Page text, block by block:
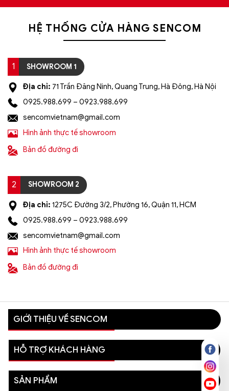
HỆ THỐNG CỬA HÀNG SENCOM
1 SHOWROOM 1
Địa chỉ: 71 Trần Đăng Ninh, Quang Trung, Hà Đông, Hà Nội
0925.988.699 – 0923.988.699
sencomvietnam@gmail.com
Hình ảnh thực tế showroom
Bản đồ đường đi
2 SHOWROOM 2
Địa chỉ: 1275C Đường 3/2, Phường 16, Quận 11, HCM
0925.988.699 – 0923.988.699
sencomvietnam@gmail.com
Hình ảnh thực tế showroom
Bản đồ đường đi
GIỚI THIỆU VỀ SENCOM
HỖ TRỢ KHÁCH HÀNG
SẢN PHẨM